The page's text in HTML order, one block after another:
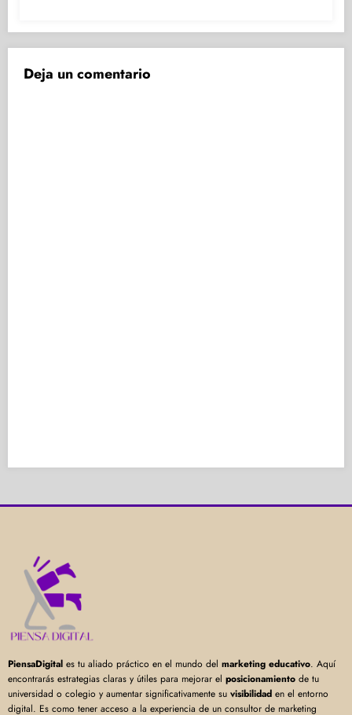
Deja un comentario
PiensaDigital es tu aliado práctico en el mundo del marketing educativo. Aquí
encontrarás estrategias claras y útiles para mejorar el posicionamiento de tu
universidad o colegio y aumentar significativamente su visibilidad en el entorno
digital. Es como tener acceso a la experiencia de un consultor de marketing